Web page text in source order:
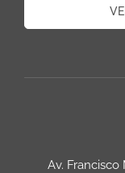
Av.